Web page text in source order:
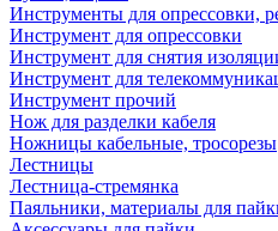
Инструменты для опрессовки,
Инструмент для опрессовки
Инструмент для снятия
Инструмент для
Инструмент прочий
Нож для разделки кабеля
Ножницы кабельные, тросорезы
Лестницы
Лестница-стремянка
Паяльники, материалы для